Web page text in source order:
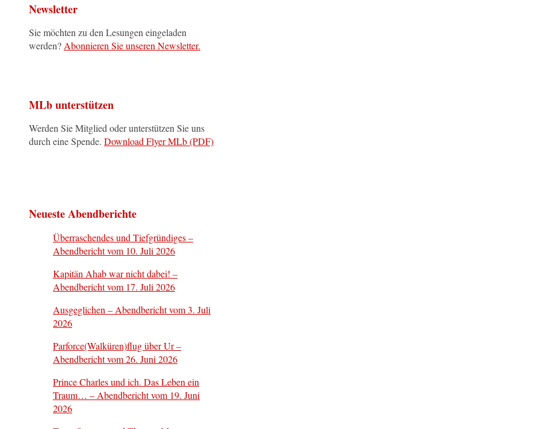
Newsletter
Sie möchten zu den Lesungen eingeladen
werden?Abonnieren Sie unseren Newsletter.
MLb unterstützen
Werden Sie Mitglied oder unterstützen Sie uns
durch eine Spende. Download Flyer MLb (PDF)
Neueste Abendberichte
Überraschendes und Tiefgründiges –
Abendbericht vom 10. Juli 2026
Kapitän Ahab war nicht dabei! –
Abendbericht vom 17. Juli 2026
Ausgeglichen – Abendbericht vom 3. Juli
2026
Parforce(Walküren)flug über Ur –
Abendbericht vom 26. Juni 2026
Prince Charles und ich. Das Leben ein
Traum… – Abendbericht vom 19. Juni
2026